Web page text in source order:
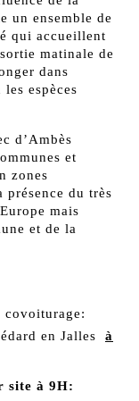
un ensemble de
qui accueillent
matinale de
dans
espèces
d’Ambès
et
zones
du très
mais
et de la
covoiturage:
en Jalles à
site à 9H: